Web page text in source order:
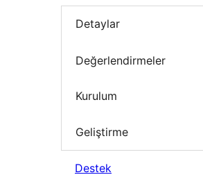
Detaylar
Değerlendirmeler
Kurulum
Geliştirme
Destek